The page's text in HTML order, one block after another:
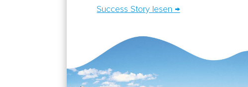
Success Story lesen →